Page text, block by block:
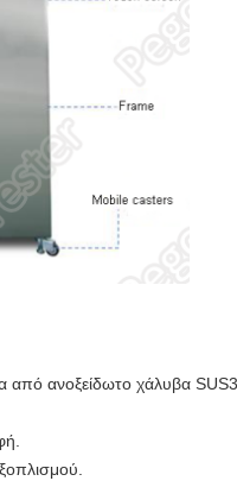
από ανοξείδωτο χάλυβα